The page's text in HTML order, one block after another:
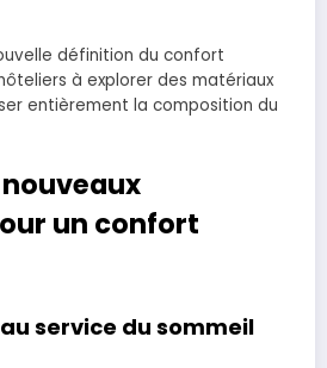
définition du confort
à explorer des matériaux
entièrement la composition du
un confort
service du sommeil